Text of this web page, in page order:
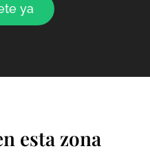
ya
esta zona